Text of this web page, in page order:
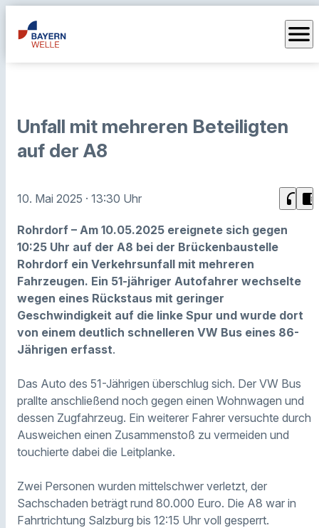
menu
Unfall mit mehreren Beteiligten
auf der A8
10. Mai 2025 · 13:30 Uhr headphones chrome_reader_mode
Rohrdorf – Am 10.05.2025 ereignete sich gegen
10:25 Uhr auf der A8 bei der Brückenbaustelle
Rohrdorf ein Verkehrsunfall mit mehreren
Fahrzeugen. Ein 51-jähriger Autofahrer wechselte
wegen eines Rückstaus mit geringer
Geschwindigkeit auf die linke Spur und wurde dort
von einem deutlich schnelleren VW Bus eines 86-
Jährigen erfasst.
Das Auto des 51-Jährigen überschlug sich. Der VW Bus
prallte anschließend noch gegen einen Wohnwagen und
dessen Zugfahrzeug. Ein weiterer Fahrer versuchte durch
Ausweichen einen Zusammenstoß zu vermeiden und
touchierte dabei die Leitplanke.
Zwei Personen wurden mittelschwer verletzt, der
Sachschaden beträgt rund 80.000 Euro. Die A8 war in
Fahrtrichtung Salzburg bis 12:15 Uhr voll gesperrt.